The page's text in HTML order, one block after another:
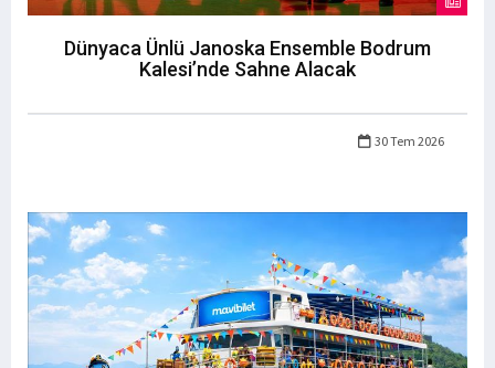
Dünyaca Ünlü Janoska Ensemble Bodrum
Kalesi’nde Sahne Alacak
30 Tem 2026